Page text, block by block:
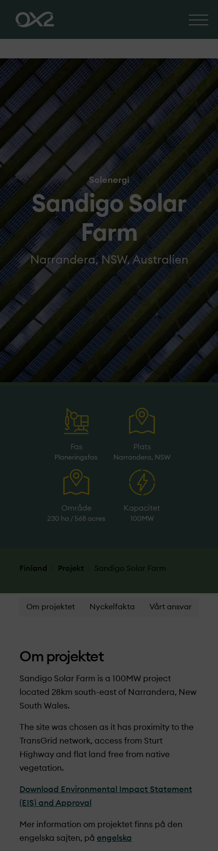
Solenergi
Sandigo Solar
Farm
Narrandera, NSW, Australien
Fas
Planeringsfas
Plats
Narrandera, NSW
Område
230 ha / 568 acres
Kapacitet
100MW
Finland Projekt­ Sandigo Solar Farm
Om projektet Nyckelfakta Vårt ansvar
Om projekt­et
Sandigo Solar Farm is a 100MW project
located 28km south-east of Narrandera, New
South Wales.
The site was chosen as it has proximity to the
TransGrid network, access from Sturt
Highway and flat land free from native
vegetation.
Download Environmental Impact Statement
(EIS) and Approval
Mer information om projekt­et finns på den
engelska sajten, på engelska